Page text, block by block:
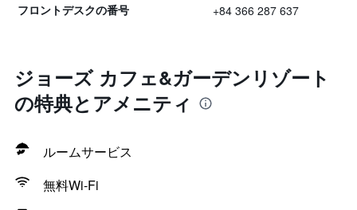
フロントデスクの番号 +84 366 287 637
ジョーズ カフェ&ガーデンリゾート
の特典とアメニティ
ルームサービス
無料Wi-Fi